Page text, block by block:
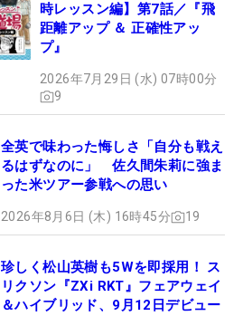
時レッスン編】第7話／『飛
距離アップ ＆ 正確性アッ
プ』
2026年7月29日 (水) 07時00分
9
全英で味わった悔しさ「自分も戦え
るはずなのに」 佐久間朱莉に強ま
った米ツアー参戦への思い
2026年8月6日 (木) 16時45分 19
珍しく松山英樹も5Wを即採用！ ス
リクソン『ZXi RKT』フェアウェイ
＆ハイブリッド、9月12日デビュー